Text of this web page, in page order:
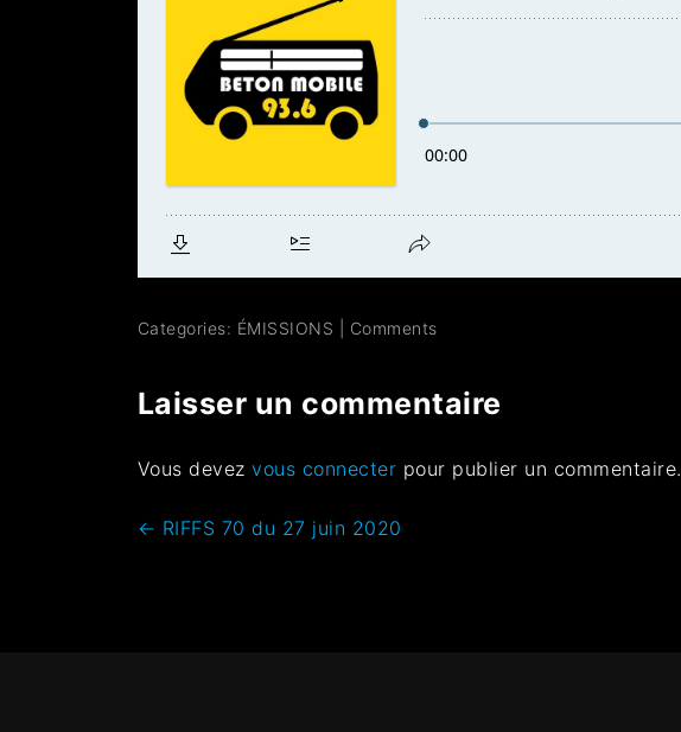
Categories: ÉMISSIONS Comments
Laisser un commentaire
Vous devezvous connecter pour publier un commentaire.
← RIFFS 70 du 27 juin 2020